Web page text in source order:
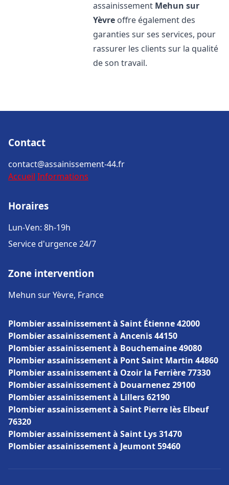
assainissement Mehun sur
Yèvre offre également des
garanties sur ses services, pour
rassurer les clients sur la qualité
de son travail.
Contact
contact@assainissement-44.fr
Accueil Informations
Horaires
Lun-Ven: 8h-19h
Service d'urgence 24/7
Zone intervention
Mehun sur Yèvre, France
Plombier assainissement à Saint Étienne 42000
Plombier assainissement à Ancenis 44150
Plombier assainissement à Bouchemaine 49080
Plombier assainissement à Pont Saint Martin 44860
Plombier assainissement à Ozoir la Ferrière 77330
Plombier assainissement à Douarnenez 29100
Plombier assainissement à Lillers 62190
Plombier assainissement à Saint Pierre lès Elbeuf
76320
Plombier assainissement à Saint Lys 31470
Plombier assainissement à Jeumont 59460